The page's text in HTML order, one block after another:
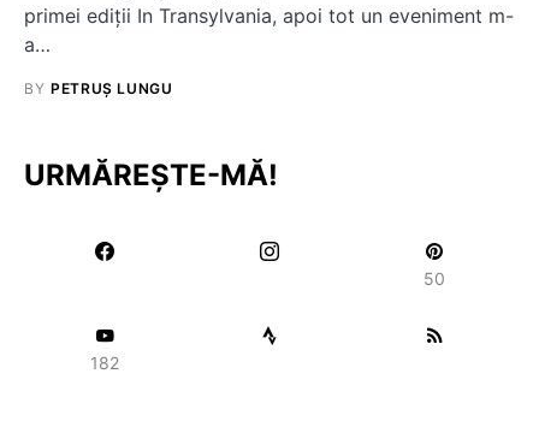
primei ediții In Transylvania, apoi tot un eveniment m-
a…
BY PETRUȘ LUNGU
URMĂREȘTE-MĂ!
50
182